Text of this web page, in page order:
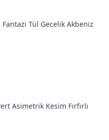
Fantazi Tül Gecelik Akbeniz
Asimetrik Kesim Fırfırlı